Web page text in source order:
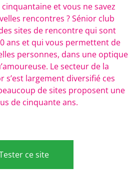
et vous ne savez
rencontres ? Sénior club
sites de rencontre qui sont
ans et qui vous permettent de
personnes, dans une optique
Le secteur de la
largement diversifié ces
de sites proposent une
de cinquante ans.
ce site